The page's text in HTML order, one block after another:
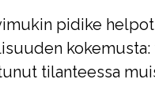
pidike
tilanteessa